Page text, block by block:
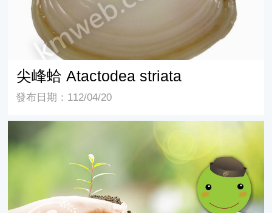
尖峰蛤 Atactodea striata
發布日期：112/04/20
潮汐柵欄式捕魚法